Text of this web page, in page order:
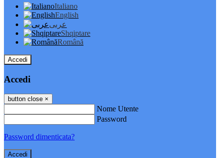
Italiano
English
عربى
Shqiptare
Română
Accedi
Accedi
button close ×
Nome Utente
Password
Password dimenticata?